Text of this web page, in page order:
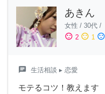
あきん
女性 / 30代 /
sentiment_satisfied 2 sentiment_neutral 1 sentiment_dissatisfied
chat 生活相談 ▸ 恋愛
モテるコツ！教えます